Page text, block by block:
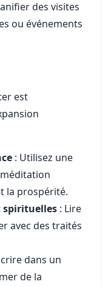
des visites
ou événements
est
: Utilisez une
la prospérité.
spirituelles : Lire
avec des traités
dans un
de la